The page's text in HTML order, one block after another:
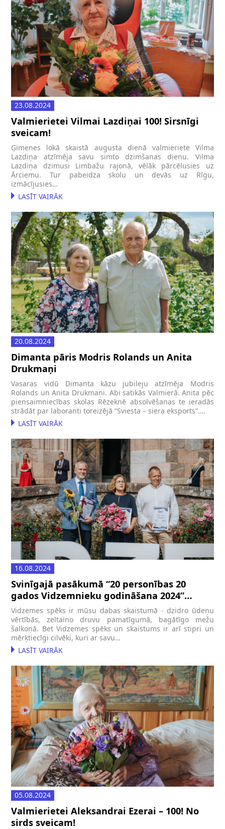
23.08.2024
Valmierietei Vilmai Lazdiņai 100! Sirsnīgi
sveicam!
Ģimenes lokā skaistā augusta dienā valmieriete Vilma
Lazdiņa atzīmēja savu simto dzimšanas dienu. Vilma
Lazdiņa dzimusi Limbažu rajonā, vēlāk pārcēlusies uz
Ārciemu. Tur pabeidza skolu un devās uz Rīgu,
izmācījusies…
LASĪT VAIRĀK
20.08.2024
Dimanta pāris Modris Rolands un Anita
Drukmaņi
Vasaras vidū Dimanta kāzu jubileju atzīmēja Modris
Rolands un Anita Drukmaņi. Abi satikās Valmierā. Anita pēc
piensaimniecības skolas Rēzeknē absolvēšanas te ieradās
strādāt par laboranti toreizējā “Sviesta – siera eksports”.…
LASĪT VAIRĀK
16.08.2024
Svinīgajā pasākumā “20 personības 20
gados Vidzemnieku godināšana 2024”
godināti Valmieras novadnieki
Vidzemes spēks ir mūsu dabas skaistumā - dzidro ūdeņu
vērtībās, zeltaino druvu pamatīgumā, bagātīgo mežu
šalkoņā. Bet Vidzemes spēks un skaistums ir arī stipri un
mērķtiecīgi cilvēki, kuri ar savu…
LASĪT VAIRĀK
05.08.2024
Valmierietei Aleksandrai Ezerai – 100! No
sirds sveicam!